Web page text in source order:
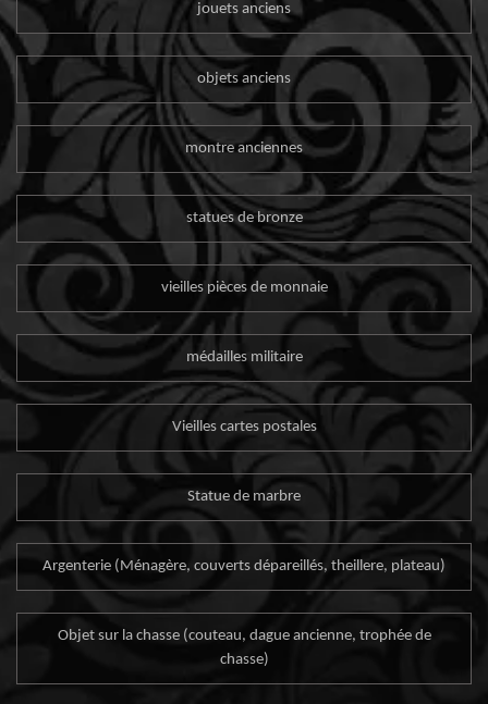
jouets anciens
objets anciens
montre anciennes
statues de bronze
vieilles pièces de monnaie
médailles militaire
Vieilles cartes postales
Statue de marbre
Argenterie (Ménagère, couverts dépareillés, theillere, plateau)
Objet sur la chasse (couteau, dague ancienne, trophée de
chasse)